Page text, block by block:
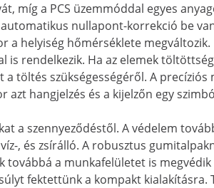
míg a PCS üzemmóddal egyes
nullapont-korrekció be
a helyiség hőmérséklete megváltozik.
rendelkezik. Ha az elemek
töltés szükségességéről. A
hangjelzés és a kijelzőn egy
a szennyeződéstől. A védelem
, és zsírálló. A robusztus
a munkafelületet is
fektettünk a kompakt kialakításra.